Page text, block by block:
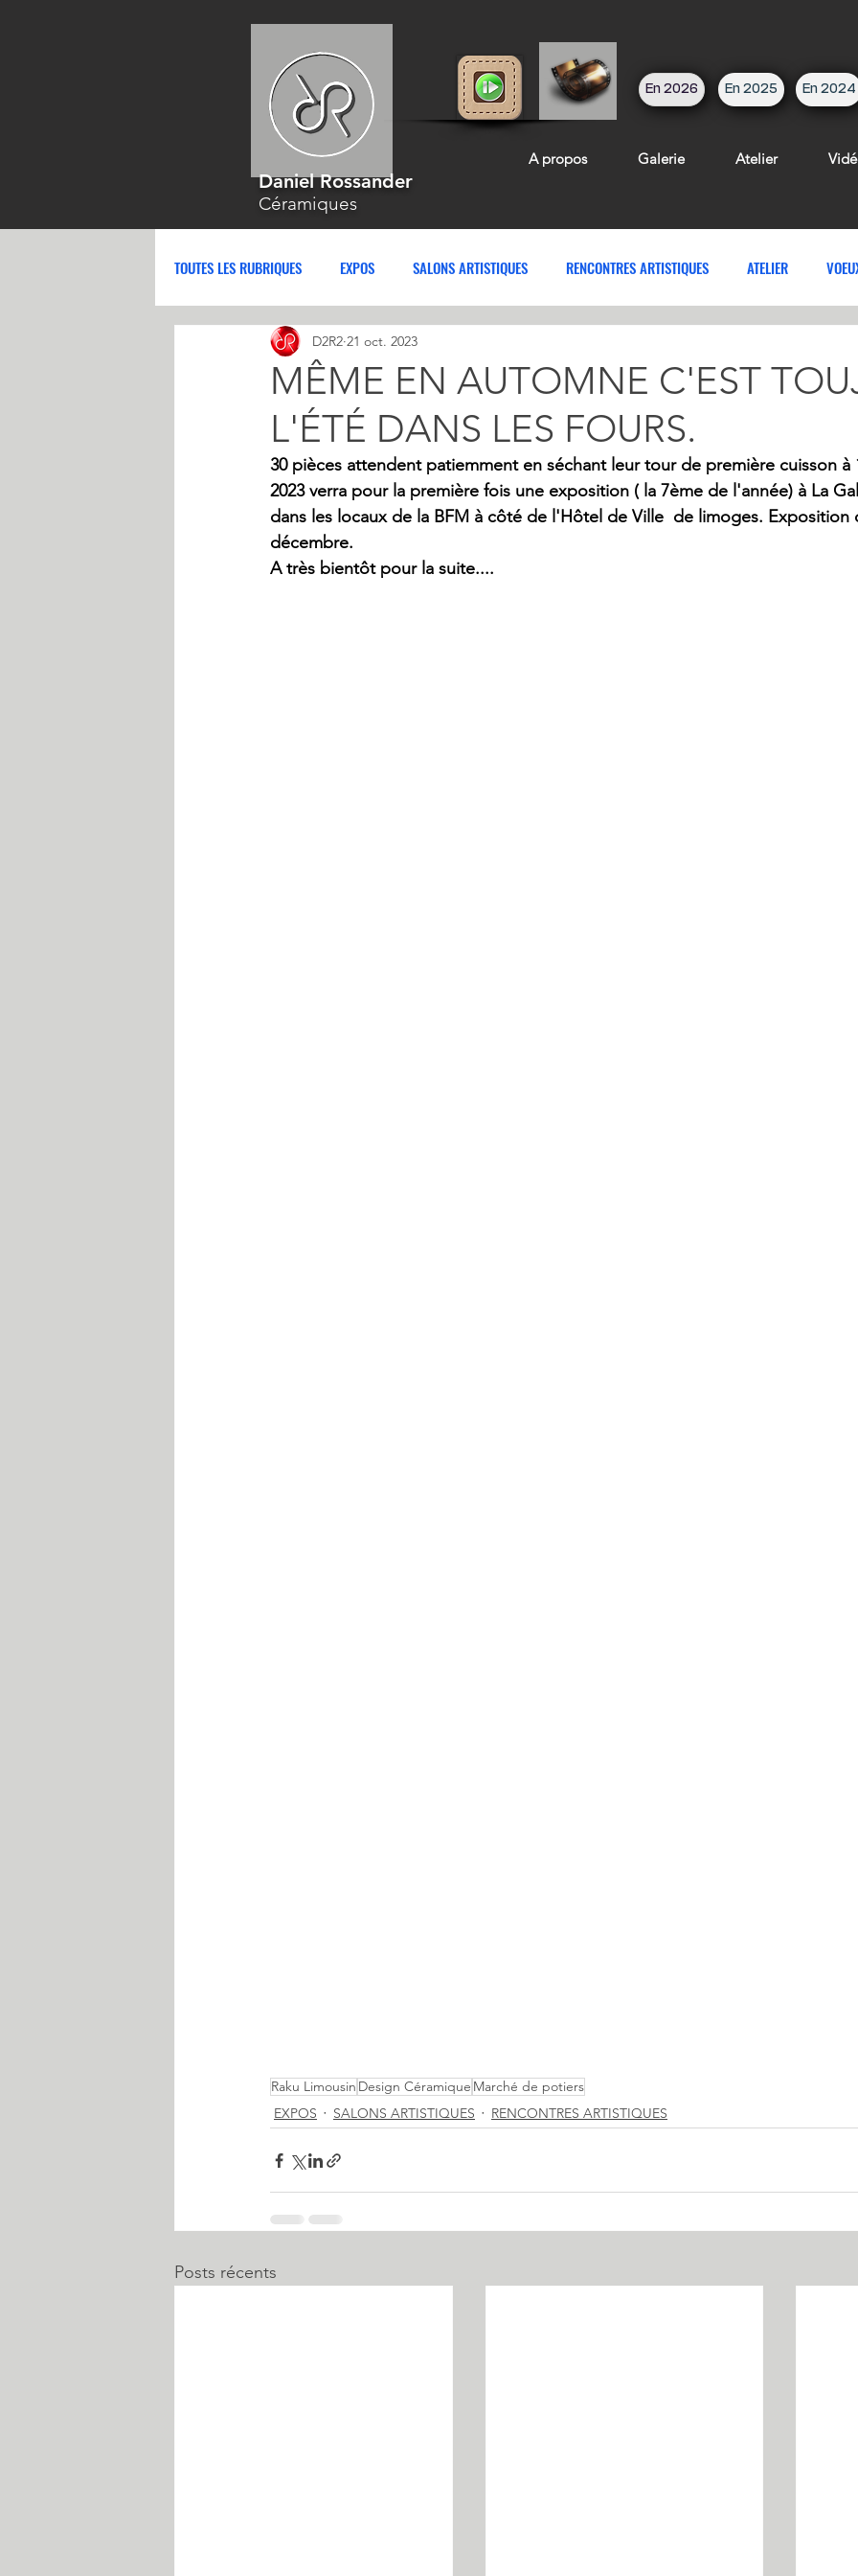
Daniel Rossander
Céramiques
En 2026 En 2025 En 2024
A propos Galerie Atelier
TOUTES LES RUBRIQUES EXPOS SALONS ARTISTIQUES RENCONTRES ARTISTIQUES ATELIER
MÊME EN AUTOMNE C'EST
L'ÉTÉ DANS LES FOURS.
D2R2 21 oct. 2023
30 pièces attendent patiemment en séchant leur tour de première cuisson à
2023 verra pour la première fois une exposition ( la 7ème de l'année) à La
dans les locaux de la BFM à côté de l'Hôtel de Ville  de limoges. Exposition
décembre.
A très bientôt pour la suite....
Raku Limousin Design Céramique Marché de potiers
EXPOS
SALONS ARTISTIQUES RENCONTRES ARTISTIQUES
Posts récents